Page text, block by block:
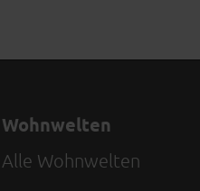
Wohnwelten
Alle Wohnwelten